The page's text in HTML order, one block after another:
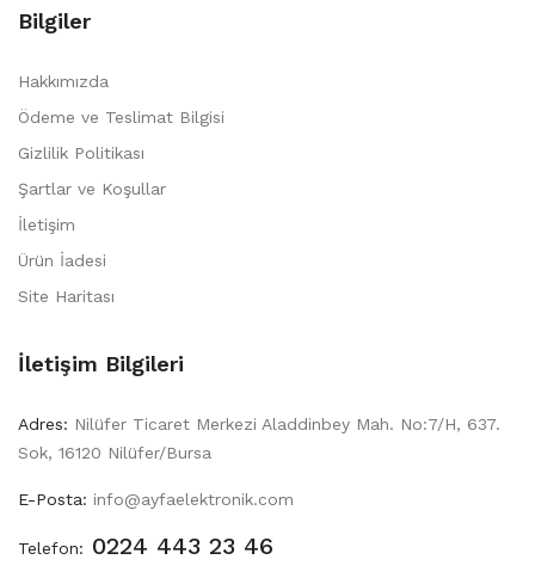
Bilgiler
Hakkımızda
Ödeme ve Teslimat Bilgisi
Gizlilik Politikası
Şartlar ve Koşullar
İletişim
Ürün İadesi
Site Haritası
İletişim Bilgileri
Adres: Nilüfer Ticaret Merkezi Aladdinbey Mah. No:7/H, 637.
Sok, 16120 Nilüfer/Bursa
E-Posta: info@ayfaelektronik.com
Telefon: 0224 443 23 46